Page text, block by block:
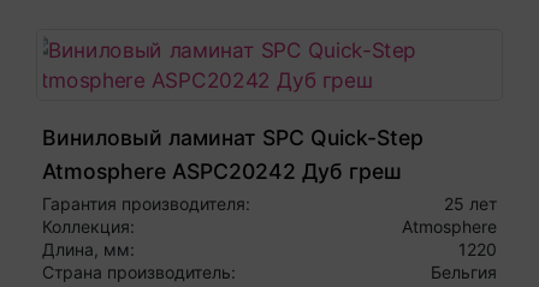
Виниловый ламинат SPC Quick-Step
Atmosphere ASPC20242 Дуб греш
Гарантия производителя:
25 лет
Коллекция:
Atmosphere
Длина, мм:
1220
Страна производитель:
Бельгия